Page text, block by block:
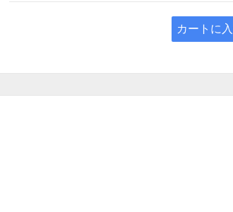
カートに